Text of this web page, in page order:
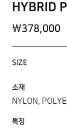
HYBRID
\378,000
SIZE
소재
NYLON,
특징